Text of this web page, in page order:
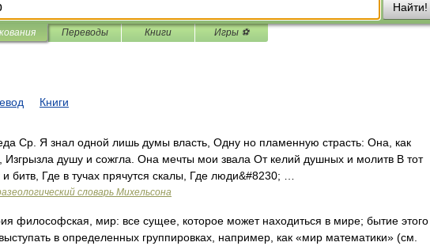
Найти!
Переводы Книги Игры ⚽
Книги
Ср. Я знал одной лишь думы власть, Одну но пламенную страсть: Она, как
Изгрызла душу и сожгла. Она мечты мои звала От келий душных и молитв В тот
битв, Где в тучах прячутся скалы, Где люди&#8230; …
словарь Михельсона
философская, мир: все сущее, которое может находиться в мире; бытие этого
в определенных группировках, например, как «мир математики» (см.